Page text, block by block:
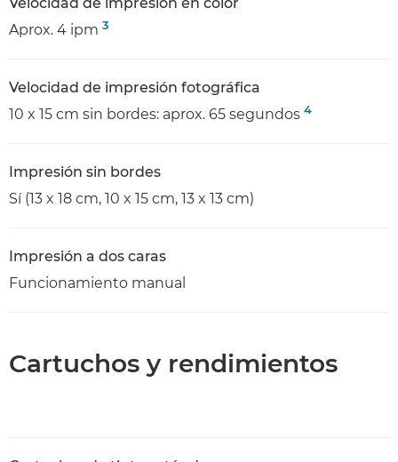
Aprox. 4 ipm 3
Velocidad de impresión fotográfica
10 x 15 cm sin bordes: aprox. 65 segundos 4
Impresión sin bordes
Sí (13 x 18 cm, 10 x 15 cm, 13 x 13 cm)
Impresión a dos caras
Funcionamiento manual
Cartuchos y rendimientos